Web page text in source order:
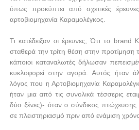
όπως προκύπτει από σχετικές
αρτοβιομηχανία Καραμολέγκος.
Τι κατέδειξαν οι έρευνες; Ότι το brand
σταθερά την τρίτη θέση στην
κάποιοι καταναλωτές δήλωσαν
κυκλοφορεί στην αγορά.Αυτός ήταν
λόγος που η Αρτοβιομηχανία
ήταν μια από τις συνολικά τέσσερις
δύο ξένες)- όταν ο σύνδικος πτώχευσης
σε πλειστηριασμό πριν από ενάμιση